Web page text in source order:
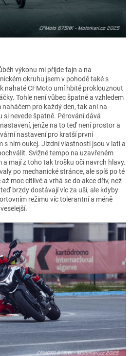
výkonu mi přijde fajn a na
okruhu jsem v pohodě také s
nahaté CFMoto umí hbitě proklouznout
Tohle není vůbec špatné a vzhledem
naháčem pro každý den, tak ani na
nevede špatně. Pérování dává
jenže na to teď není prostor a
nastavení pro kratší první
s ním oukej. Jízdní vlastnosti jsou v lati a
Svižné tempo na uzavřeném
mají z toho tak trošku oči navrch hlavy.
po mechanické stránce, ale spíš po té
moc citlivé a vrhá se do akce dřív, než
brzdy dostávají víc za uši, ale kdyby
režimu víc tolerantní a méně